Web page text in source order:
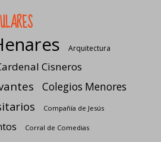
Arquitectura
Cisneros
Colegios Menores
Compañía de Jesús
Corral de Comedias